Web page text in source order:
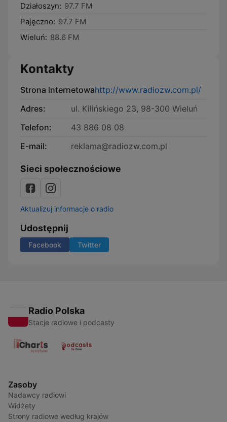
Działoszyn: 97.7 FM
Pajęczno: 97.7 FM
Wieluń: 88.6 FM
Kontakty
Strona internetowahttp://www.radiozw.com.pl/
Adres:
ul. Kilińskiego 23, 98-300 Wieluń
Telefon:
43 886 08 08
E-mail:
reklama@radiozw.com.pl
Sieci społecznościowe
Aktualizuj informacje o radio
Udostępnij
Facebook Twitter
Radio Polska
Stacje radiowe i podcasty
Zasoby
Nadawcy radiowi
Widżety
Strony radiowe według krajów